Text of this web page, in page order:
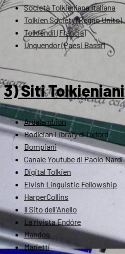
Società Tolkieniana Italiana
Tolkien Society (Regno Unito)
Tolkiendil (Francia)
Unquendor (Paesi Bassi)
3) Siti Tolkieniani
Ardalambion
Bodleian Library di Oxford
Bompiani
Canale Youtube di Paolo Nardi
Digital Tolkien
Elvish Linguistic Fellowship
HarperCollins
Il Sito dell'Anello
La rivista Endóre
Mandos
Marietti